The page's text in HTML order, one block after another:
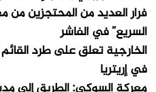
فرار العديد من المحتجزين من
السريع” في الفاشر
الخارجية تعلق على طرد
في إريتريا